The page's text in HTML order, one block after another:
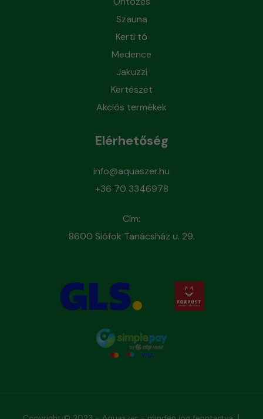
Szauna
Kerti tó
Medence
Jakuzzi
Kertészet
Akciós termékek
Elérhetőség
info@aquaszer.hu
+36 70 3346978
Cím:
8600 Siófok Tanácsház u. 29.